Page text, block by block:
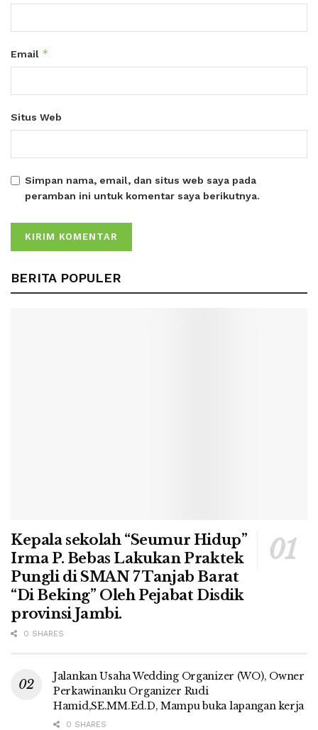
Email *
Situs Web
Simpan nama, email, dan situs web saya pada
peramban ini untuk komentar saya berikutnya.
BERITA POPULER
Kepala sekolah “Seumur Hidup”
Irma P. Bebas Lakukan Praktek
Pungli di SMAN 7 Tanjab Barat
“Di Beking” Oleh Pejabat Disdik
provinsi Jambi.
0 SHARES
Jalankan Usaha Wedding Organizer (WO), Owner
Perkawinanku Organizer Rudi
Hamid,SE.MM.Ed.D, Mampu buka lapangan kerja
0 SHARES